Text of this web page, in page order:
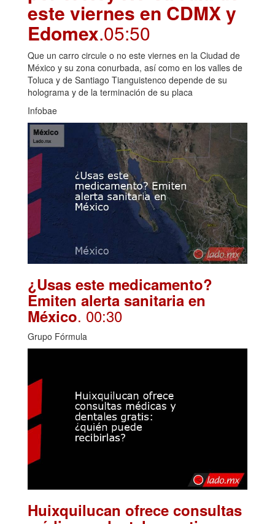
este viernes en CDMX y
Edomex.05:50
Que un carro circule o no este viernes en la Ciudad de
México y su zona conurbada, así como en los valles de
Toluca y de Santiago Tianguistenco depende de su
holograma y de la terminación de su placa
Infobae
¿Usas este medicamento?
Emiten alerta sanitaria en
México. 00:30
Grupo Fórmula
Huixquilucan ofrece consultas